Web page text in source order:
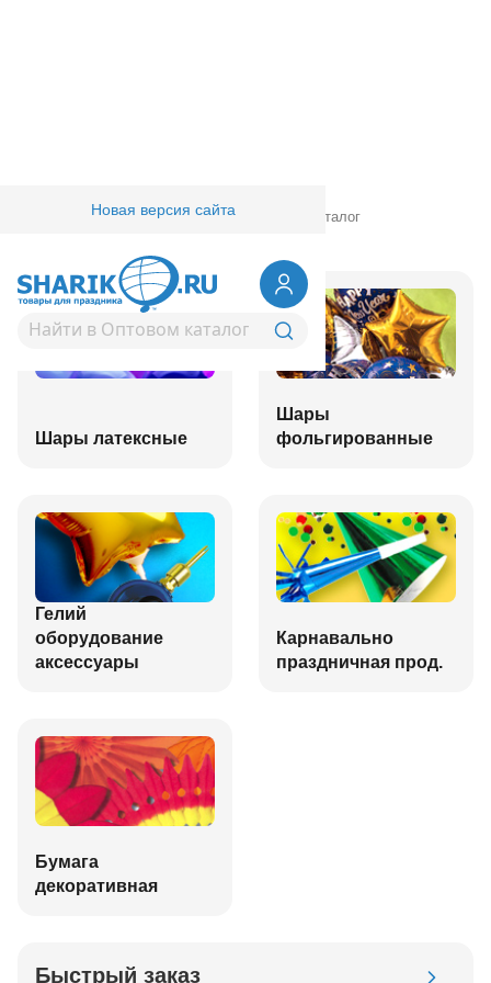
Новая версия сайта
Товары для праздника/ Оптовый каталог
Шары латексные
Шары
фольгированные
Гелий
оборудование
аксессуары
Карнавально
праздничная прод.
Бумага
декоративная
Быстрый заказ